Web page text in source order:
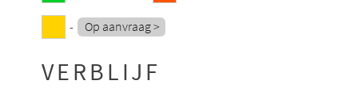
- Op aanvraag >
VERBLIJF